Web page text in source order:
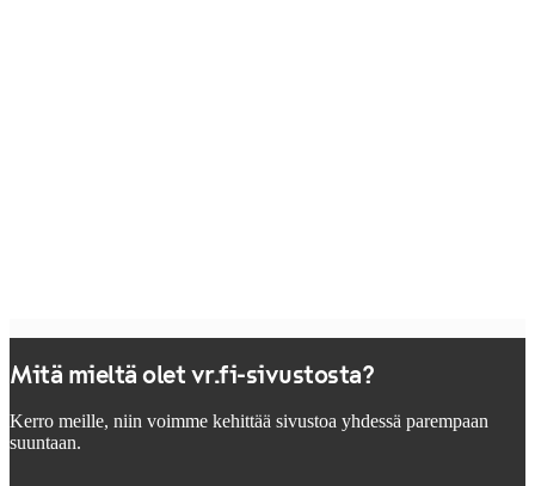
Mitä mieltä olet vr.fi-sivustosta?
Kerro meille, niin voimme kehittää sivustoa yhdessä parempaan
suuntaan.